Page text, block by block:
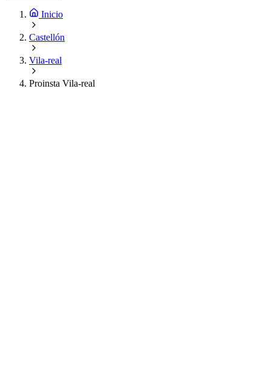
Inicio
Castellón
Vila-real
Proinsta Vila-real